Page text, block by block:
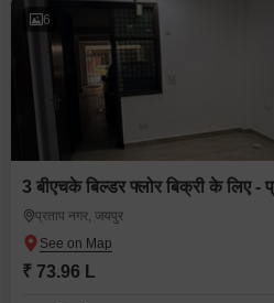
6
3 बीएचके बिल्डर फ्लोर बिक्री के लिए -
प्रताप नगर, जयपुर
₹ 73.96 L